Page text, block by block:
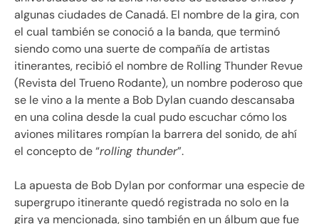
algunas ciudades de Canadá. El nombre de la gira, con
el cual también se conoció a la banda, que terminó
siendo como una suerte de compañía de artistas
itinerantes, recibió el nombre de Rolling Thunder Revue
(Revista del Trueno Rodante), un nombre poderoso que
se le vino a la mente a Bob Dylan cuando descansaba
en una colina desde la cual pudo escuchar cómo los
aviones militares rompían la barrera del sonido, de ahí
el concepto de “rolling thunder”.
La apuesta de Bob Dylan por conformar una especie de
supergrupo itinerante quedó registrada no solo en la
gira ya mencionada, sino también en un álbum que fue